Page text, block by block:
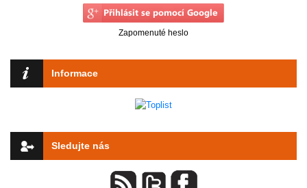
Zapomenuté heslo
Informace
Sledujte nás